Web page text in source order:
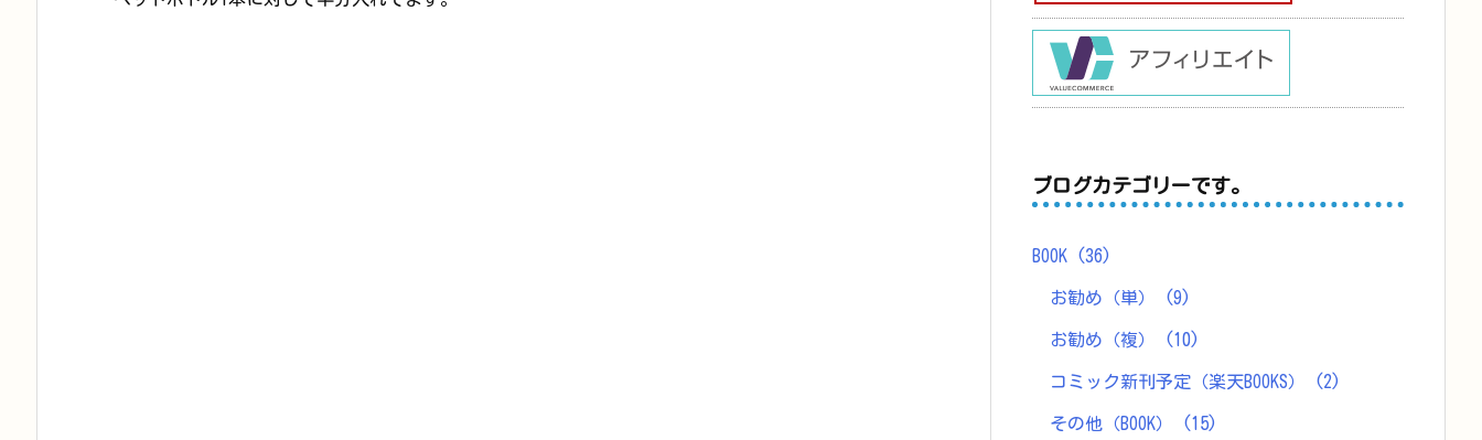
ブログカテゴリーです。
BOOK (36)
お勧め（単） (9)
お勧め（複） (10)
コミック新刊予定（楽天BOOKS） (2)
その他（BOOK） (15)